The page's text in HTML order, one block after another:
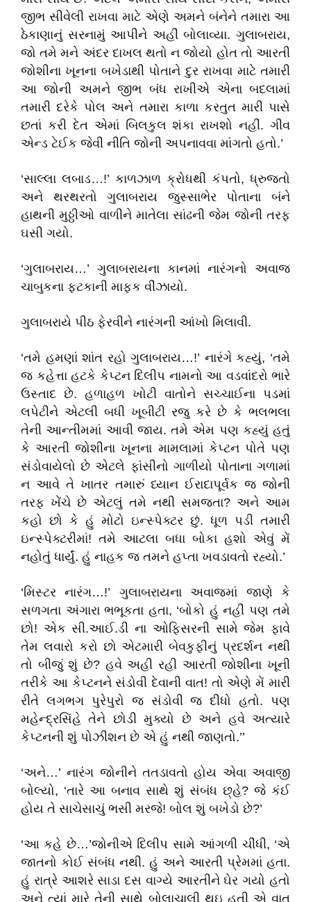
જીભ સીવેલી રાખવા માટે એણે અમને બંનેને તમારા આ
ઠેકાણાનું સરનામું આપીને અહીં બોલાવ્યા. ગુલાબરાય,
જો તમે મને અંદર દાખલ થતો ન જોયો હોત તો આરતી
જોશીના ખૂનના બખેડાથી પોતાને દુર રાખવા માટે તમારી
આ જોની અમને જીભ બંધ રાખીએ એના બદલામાં
તમારી દરેકે પોલ અને તમારા કાળા કરતુત મારી પાસે
છતાં કરી દેત એમાં બિલકુલ શંકા રાખશો નહીં. ગીવ
એન્ડ ટેઈક જેવી નીતિ જોની અપનાવવા માંગતો હતો.’
‘સાલ્લા લબાડ…!’ કાળઝાળ ક્રોધથી કંપતો, ધ્રુજતો
અને થરથરતો ગુલાબરાય જુસ્સાભેર પોતાના બંને
હાથની મુઠ્ઠીઓ વાળીને માતેલા સાંઢની જેમ જોની તરફ
ઘસી ગયો.
‘ગુલાબરાય…’ ગુલાબરાયના કાનમાં નારંગનો અવાજ
ચાબુકના ફટકાની માફક વીંઝાયો.
ગુલાબરાયે પીઠ ફેરવીને નારંગની આંખો મિલાવી.
‘તમે હમણાં શાંત રહો ગુલાબરાય…!’ નારંગે કહ્યું, ‘તમે
જ કહેત્તા હટકે કેપ્ટન દિલીપ નામનો આ વડવાંદરો ભારે
ઉસ્તાદ છે. હળાહળ ખોટી વાતોને સચ્ચાઈના પડમાં
લપેટીને એટલી બધી ખૂબીટી રજુ કરે છે કે ભલભલા
તેની આન્તીમમાં આવી જાય. તમે એમ પણ કહ્યું હતું
કે આરતી જોશીના ખૂનના મામલામાં કેપ્ટન પોતે પણ
સંડોવાયેલો છે એટલે ફાંસીનો ગાળીયો પોતાના ગળામાં
ન આવે તે ખાતર તમારું ધ્યાન ઈરાદાપૂર્વક જ જોની
તરફ ખેંચે છે એટલું તમે નથી સમજતા? અને આમ
કહો છો કે હું મોટો ઇન્સ્પેક્ટર છું. ધૂળ પડી તમારી
ઇન્સ્પેક્ટરીમાં! તમે આટલા બધા બોકા હશો એવું મેં
નહોતું ધાર્યું. હું નાહક જ તમને હપ્તા ખવડાવતો રહ્યો.’
‘મિસ્ટર નારંગ…!’ ગુલાબરાયના અવાજમાં જાણે કે
સળગતા અંગારા ભભૂકતા હતા, ‘બોકો હું નહીં પણ તમે
છો! એક સી.આઈ.ડી ના ઓફિસરની સામે જેમ ફાવે
તેમ લવારો કરો છો એટમારી બેવકુફીનું પ્રદર્શન નથી
તો બીજું શું છે? હવે અહી રહી આરતી જોશીના ખૂની
તરીકે આ કેપ્ટનને સંડોવી દેવાની વાત! તો એણે મેં મારી
રીતે લગભગ પુરેપુરો જ સંડોવી જ દીધો હતો. પણ
મહેન્દ્રસિંહે તેને છોડી મુક્યો છે અને હવે અત્યારે
કેપ્ટનની શું પોઝીશન છે એ હું નથી જાણતો.’’
‘અને…’ નારંગ જોનીને તતડાવતો હોય એવા અવાજી
બોલ્યો, ‘તારે આ બનાવ સાથે શું સંબંધ છ્હે? જે કંઈ
હોય તે સાચેસાચું ભસી મરજે! બોલ શું બખેડો છે?’
‘આ કહે છે…’જોનીએ દિલીપ સામે આંગળી ચીંધી, ‘એ
જાતનો કોઈ સંબંધ નથી. હું અને આરતી પ્રેમમાં હતા.
હું રાત્રે આશરે સાડા દસ વાગ્યે આરતીને ઘેર ગયો હતો
અને ત્યાં મારે તેની સાથે બોલાચાલી થઇ હતી એ વાત